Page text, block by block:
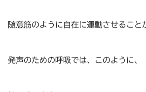
随意筋のように自在に運動させること
発声のための呼吸では、このように、